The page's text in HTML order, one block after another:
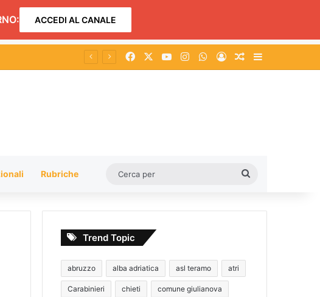
ACCEDI AL CANALE
Facebook You TubeInstagramWhatsApp
AccediUn articolo a
Rubriche
Trend Topic
abruzzo alba adriatica asl teramo atri
Carabinieri chieti comune giulianova